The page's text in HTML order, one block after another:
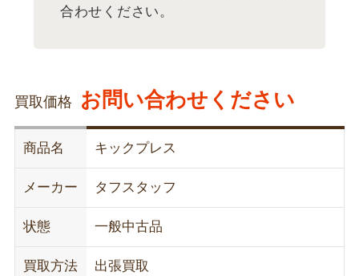
合わせください。
買取価格 お問い合わせください
商品名 キックプレス
メーカー タフスタッフ
状態 一般中古品
買取方法 出張買取